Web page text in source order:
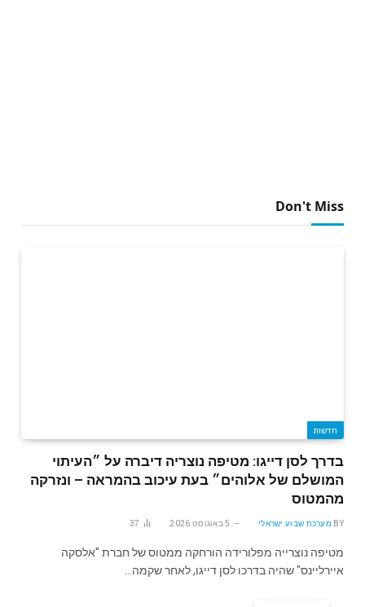
Don't Miss
חדשות
בדרך לסן דייגו: מטיפה נוצריה דיברה על ״העיתוי
המושלם של אלוהים״ בעת עיכוב בהמראה – ונזרקה
מהמטוס
BY מערכת שבוע ישראלי 5 באוגוסט 2026 37
מטיפה נוצרייה מפלורידה הורחקה ממטוס של חברת "אלסקה
איירליינס" שהיה בדרכו לסן דייגו, לאחר שקמה…